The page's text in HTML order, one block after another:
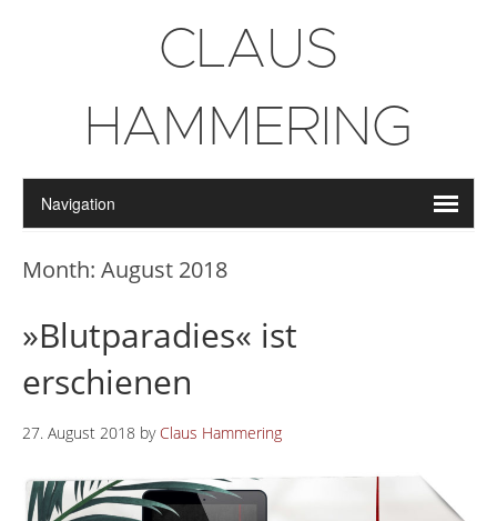
CLAUS
HAMMERING
Month: August 2018
»Blutparadies« ist
erschienen
27. August 2018 by Claus Hammering